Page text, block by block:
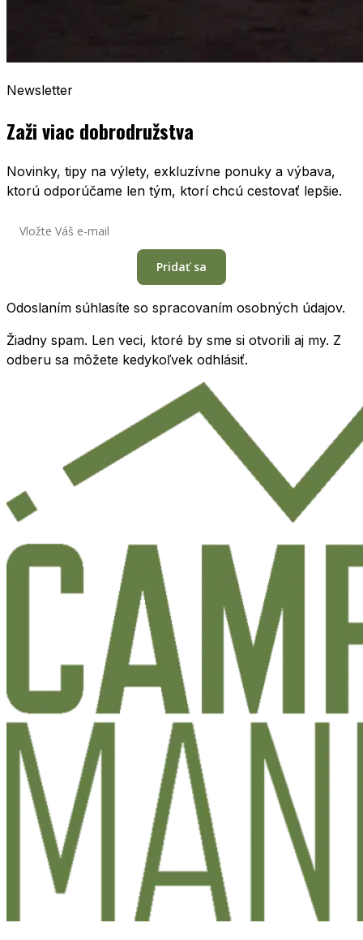
Newsletter
Zaži viac dobrodružstva
Novinky, tipy na výlety, exkluzívne ponuky a výbava,
ktorú odporúčame len tým, ktorí chcú cestovať lepšie.
Pridať sa
Odoslaním súhlasíte so spracovaním osobných údajov.
Žiadny spam. Len veci, ktoré by sme si otvorili aj my. Z
odberu sa môžete kedykoľvek odhlásiť.